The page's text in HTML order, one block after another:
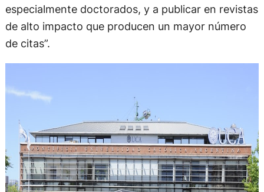
especialmente doctorados, y a publicar en revistas
de alto impacto que producen un mayor número
de citas”.